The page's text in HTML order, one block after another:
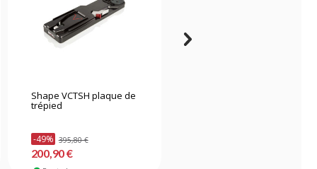
Shape VCTSH plaque de
trépied
-49% 395,80 €
200,90 €